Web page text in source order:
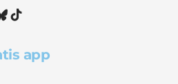
app